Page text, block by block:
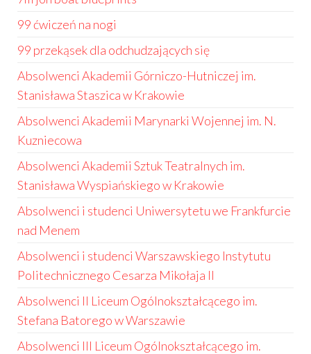
99 ćwiczeń na nogi
99 przekąsek dla odchudzających się
Absolwenci Akademii Górniczo-Hutniczej im.
Stanisława Staszica w Krakowie
Absolwenci Akademii Marynarki Wojennej im. N.
Kuzniecowa
Absolwenci Akademii Sztuk Teatralnych im.
Stanisława Wyspiańskiego w Krakowie
Absolwenci i studenci Uniwersytetu we Frankfurcie
nad Menem
Absolwenci i studenci Warszawskiego Instytutu
Politechnicznego Cesarza Mikołaja II
Absolwenci II Liceum Ogólnokształcącego im.
Stefana Batorego w Warszawie
Absolwenci III Liceum Ogólnokształcącego im.